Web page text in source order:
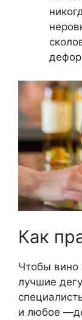
Как
Чтобы вино
лучшие
и любое